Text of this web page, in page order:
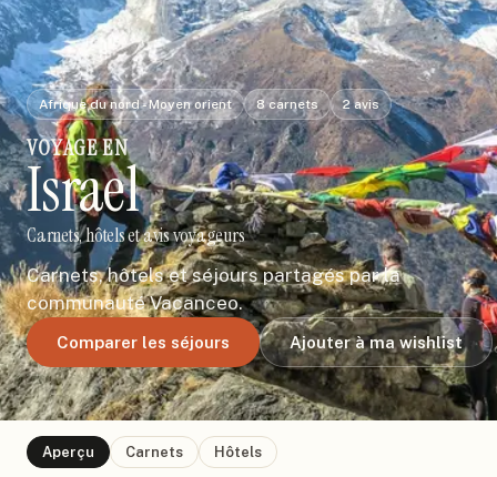
Afrique du nord - Moyen orient 8carnets 2avis
VOYAGEEN
Israel
Carnets, hôtels et avis voyageurs
Carnets, hôtels et séjours partagés par la
communauté Vacanceo.
Comparer les séjours Ajouter à ma wishlist
Aperçu Carnets Hôtels